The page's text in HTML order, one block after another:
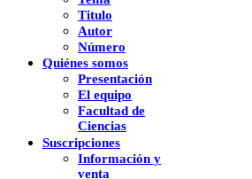
Titulo
Autor
Número
Quiénes somos
Presentación
El equipo
Facultad de
Ciencias
Suscripciones
Información y
venta